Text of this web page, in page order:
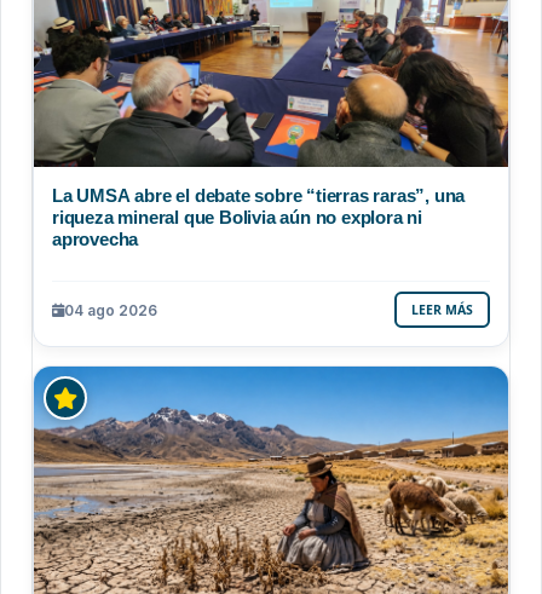
La UMSA abre el debate sobre “tierras raras”, una
riqueza mineral que Bolivia aún no explora ni
aprovecha
04 ago 2026 LEER MÁS